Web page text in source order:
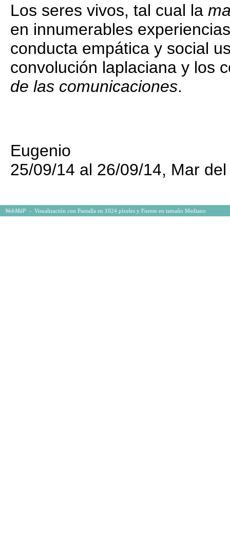
Los seres vivos, tal cual la
en innumerables
conducta empática y social
convolución laplaciana y los
de las comunicaciones.
Eugenio
25/09/14 al 26/09/14, Mar
WebMdP - Visualización con Pantalla en 1024 píxeles y Fuente en tamaño Mediano